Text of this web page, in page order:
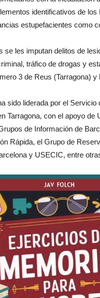
identificativos de
estupefacientes como
se les imputan delitos de
tráfico de drogas y
3 de Reus (Tarragona)
sido liderada por el
Tarragona, con el apoyo
de Información de
Rápida, el Grupo de
y USECIC, entre